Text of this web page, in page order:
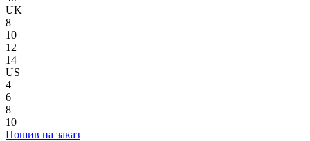
UK
8
10
12
14
US
4
6
8
10
Пошив на заказ